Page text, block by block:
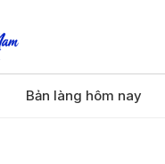
Bản làng hôm nay